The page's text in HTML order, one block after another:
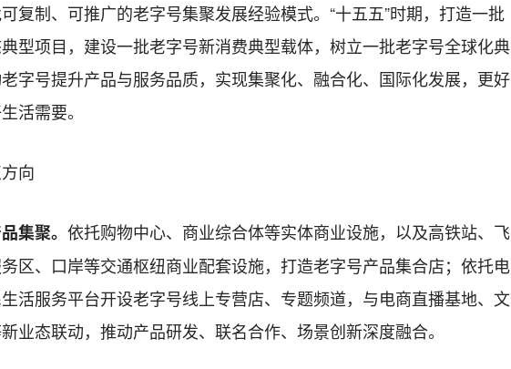
复制、可推广的老字号集聚发展经验模式。“十五五”时期，打造一批
型项目，建设一批老字号新消费典型载体，树立一批老字号全球化典
字号提升产品与服务品质，实现集聚化、融合化、国际化发展，更好
活需要。
向
集聚。 依托购物中心、商业综合体等实体商业设施，以及高铁站、飞
区、口岸等交通枢纽商业配套设施，打造老字号产品集合店；依托电
活服务平台开设老字号线上专营店、专题频道，与电商直播基地、文
业态联动，推动产品研发、联名合作、场景创新深度融合。